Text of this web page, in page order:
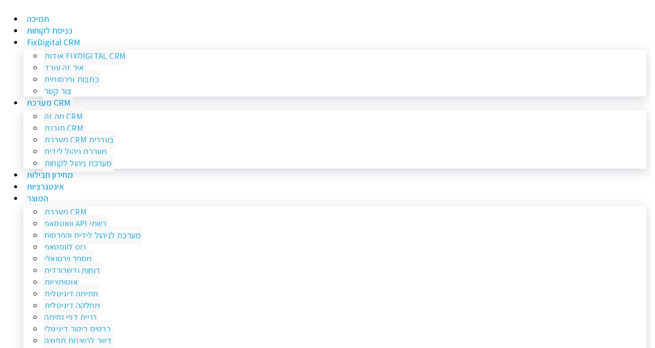
FixDigital CRM
אודות FIXDIGITAL CRM
איך זה עובד
כתבות ופרסומים
צור קשר
מערכת CRM
מה זה CRM
תוכנת CRM
מערכת CRM בעברית
מערכת ניהול לידים
מערכת ניהול לקוחות
מחירון חבילות
אינטגרציות
המוצר
מערכת CRM
וואטסאפ API רשמי
מערכת לניהול לידים והפרסום
בוט לווסטאפ
מספר וירטואלי
דוחות ודשבורדים
אוטומציות
חתימה דיגיטלית
מחלקה דיגיטלית
בניית דפי נחיתה
כרטיס ביקור דיגיטלי
דיוור לרשימת תפוצה